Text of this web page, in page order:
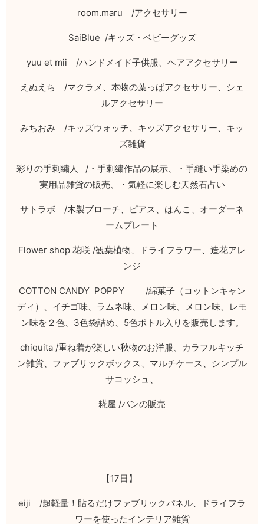
room.maru /アクセサリー
SaiBlue /キッズ・ベビーグッズ
yuu et mii /ハンドメイド子供服、ヘアアクセサリー
えぬえち /マクラメ、本物の葉っぱアクセサリー、シェ
ルアクセサリー
みちおみ /キッズウォッチ、キッズアクセサリー、キッ
ズ雑貨
彩りの手刺繍人 / ・手刺繍作品の展示、・手縫い手染めの
実用品雑貨の販売、・気軽に楽しむ天然石占い
サトラボ /木製ブローチ、ピアス、はんこ、オーダーネ
ームプレート
Flower shop 花咲 /観葉植物、ドライフラワー、造花アレ
ンジ
COTTON CANDY POPPY /綿菓子（コットンキャン
ディ）、イチゴ味、ラムネ味、メロン味、メロン味、レモ
ン味を２色、 3色袋詰め、 5色ボトル入りを販売します。
chiquita /重ね着が楽しい秋物のお洋服、カラフルキッチ
ン雑貨、ファブリックボックス、マルチケース、シンプル
サコッシュ、
糀屋 /パンの販売
【17日】
eiji /超軽量！貼るだけファブリックパネル、ドライフラ
ワーを使ったインテリア雑貨